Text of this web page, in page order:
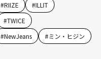
#RIIZE #ILLIT
#TWICE
#NewJeans #ミン・ヒジン